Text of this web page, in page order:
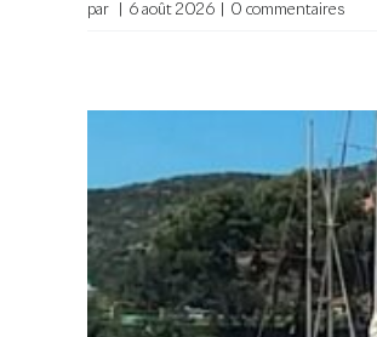
par 6 août 2026 0 commentaires